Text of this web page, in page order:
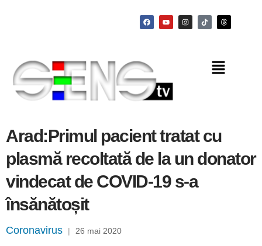
Arad:Primul pacient tratat cu
plasmă recoltată de la un donator
vindecat de COVID-19 s-a
însănătoșit
Coronavirus | 26 mai 2020